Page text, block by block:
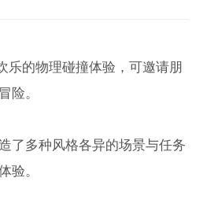
乐的物理碰撞体验，可邀请朋
险。
了多种风格各异的场景与任务
验。